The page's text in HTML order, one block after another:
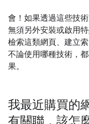
會！如果透過這些技
無須另外安裝或啟用
檢索這類網頁、建立
不論使用哪種技術，
果。
我最近購買的
有關聯，該怎